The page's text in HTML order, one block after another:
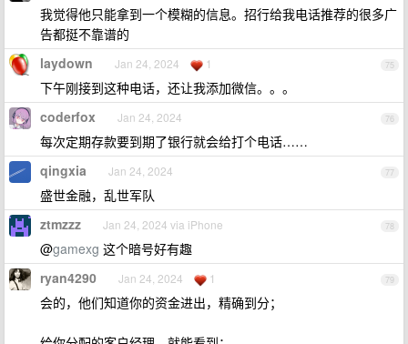
我觉得他只能拿到一个模糊的信息。招行给我电话推荐的很多广
告都挺不靠谱的
75
laydown Jan 24, 2024 1
下午刚接到这种电话，还让我添加微信。。。
76
coderfox Jan 24, 2024
每次定期存款要到期了银行就会给打个电话……
77
qingxia Jan 24, 2024
盛世金融，乱世军队
78
ztmzzz Jan 24, 2024 via iPhone
@gamexg 这个暗号好有趣
79
ryan4290 Jan 24, 2024 1
会的，他们知道你的资金进出，精确到分；